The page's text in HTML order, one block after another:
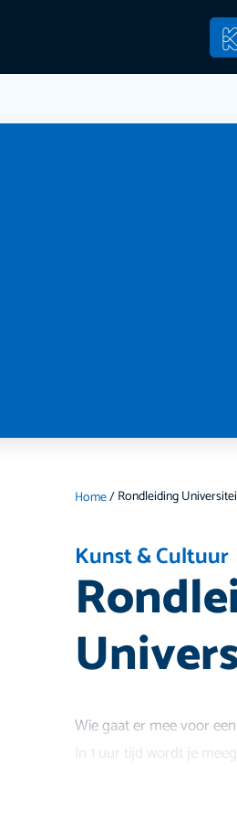
Home/
Kunst & Cultuur
Wie gaat er mee voor
In 1 uur tijd wordt je